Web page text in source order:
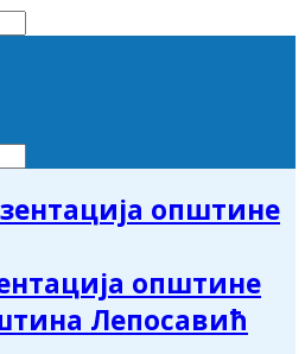
општине
Лепосавић